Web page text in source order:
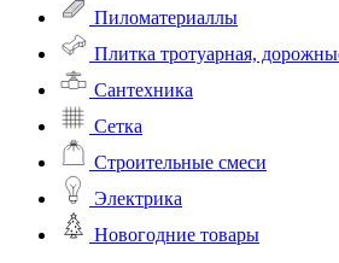
Пиломатериаллы
Плитка тротуарная,
Сантехника
Сетка
Строительные смеси
Электрика
Новогодние товары